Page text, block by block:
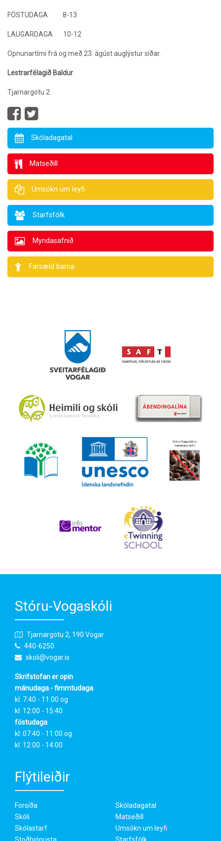
FÖSTUDAGA 8-13
LAUGARDAGA 10-12
Opnunartími frá og með 23. ágúst auglýstur síðar.
Lestrarfélagið Baldur
Tjarnargötu 2
Skóladagatal
Matseðill
Umsókn um leyfi
Starfsfólk
Myndasafnið
Farsæld barna
Stóru-Vogaskóli
Tjarnargötu 2, 190 Vogar
440-6250
skoli@vogar.is
Skrifstofan er opin
mánudaga - fimmtudaga
kl: 7:40 - 11:00 og
kl: 12:00 - 15:40
föstudaga
kl: 07:40 - 11:00 og
kl: 12:00 - 14:00
Flýtileiðir
Forsíða
Skóli
Skólastarf
Stoðþjónusta
Skóladagatal
Matseðill
Umsókn um leyfi
Starfsfólk